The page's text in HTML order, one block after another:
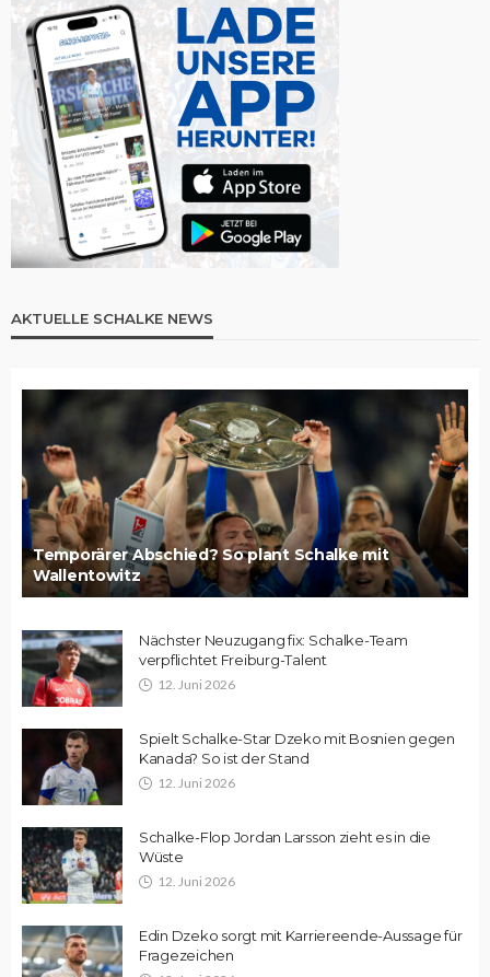
AKTUELLE SCHALKE NEWS
Temporärer Abschied? So plant Schalke mit
Wallentowitz
Nächster Neuzugang fix: Schalke-Team
verpflichtet Freiburg-Talent
12. Juni 2026
Spielt Schalke-Star Dzeko mit Bosnien gegen
Kanada? So ist der Stand
12. Juni 2026
Schalke-Flop Jordan Larsson zieht es in die
Wüste
12. Juni 2026
Edin Dzeko sorgt mit Karriereende-Aussage für
Fragezeichen